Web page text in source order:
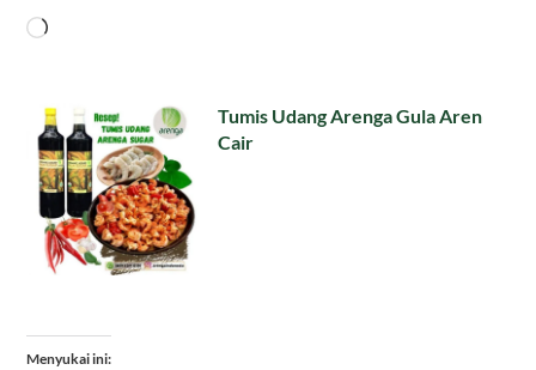
Memuat...
Tumis Udang Arenga Gula Aren
Cair
Menyukai ini: